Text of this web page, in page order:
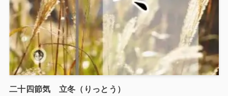
二十四節気 立冬（りっとう）